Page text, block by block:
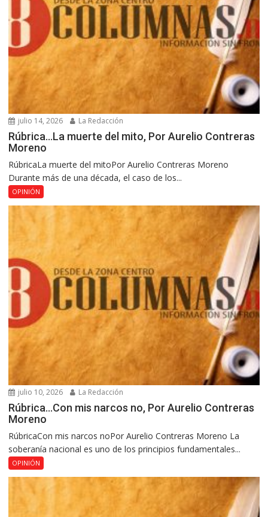
julio 14, 2026 La Redacción
Rúbrica…La muerte del mito, Por Aurelio Contreras
Moreno
RúbricaLa muerte del mitoPor Aurelio Contreras Moreno
Durante más de una década, el caso de los...
OPINIÓN
julio 10, 2026 La Redacción
Rúbrica…Con mis narcos no, Por Aurelio Contreras
Moreno
RúbricaCon mis narcos noPor Aurelio Contreras Moreno La
soberanía nacional es uno de los principios fundamentales...
OPINIÓN